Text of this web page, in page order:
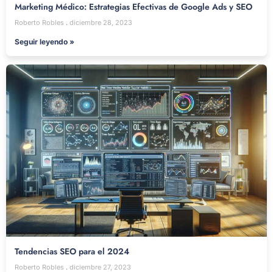
Marketing Médico: Estrategias Efectivas de Google Ads y SEO
Roberto Robles diciembre 28, 2023
Seguir leyendo »
Tendencias SEO para el 2024
Roberto Robles diciembre 27, 2023